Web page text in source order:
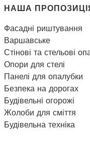
Меню
НАША
Фасадні риштування
Варшавське
Стінові та стельові
Опори для стелі
Панелі для опалубки
Безпека на дорогах
Будівельні огорожі
Жолоби для сміття
Будівельна техніка